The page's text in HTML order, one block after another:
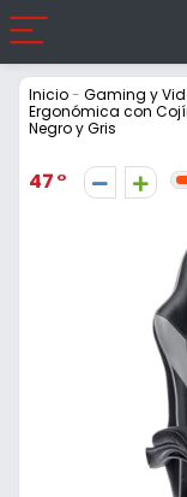
Inicio- Gaming y
Ergonómica con
Negro y Gris
47